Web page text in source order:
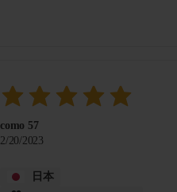
como 57
2/20/2023
日本